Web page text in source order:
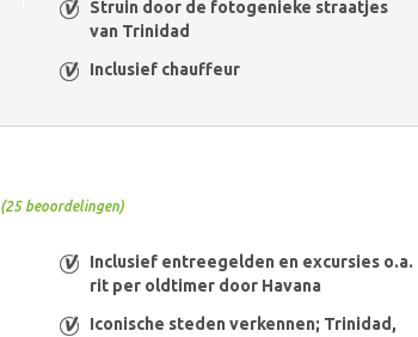
Struin door de fotogenieke straatjes
van Trinidad
Inclusief chauffeur
(25 beoordelingen)
Inclusief entreegelden en excursies o.a.
rit per oldtimer door Havana
Iconische steden verkennen; Trinidad,